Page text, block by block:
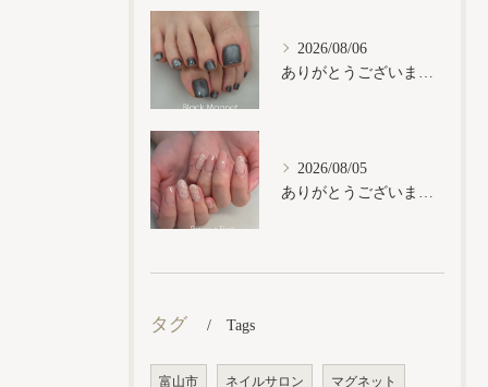
2026/08/06
2026/08/05
タグ Tags
富山市 ネイルサロン マグネット